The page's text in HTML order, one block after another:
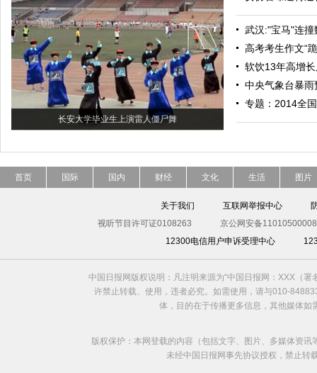
长安大学毕业生上演雷人僵尸舞
武汉:"宝马"连
高考考生作文“
软饮13年高增
中央气象台暴
专题：2014全
首页 国际 国内 财经 文化 生活 图片
关于我们 互联网举报中心
视听节目许可证0108263
京公网安备
12300电信用户申诉受理中心
中国日报网版权说明：凡注明来源为“中国日报网：XXX（
许禁止转载、使用，违者必究。如需使用，请与010-
体，目的在于传播更多信息，其他媒体
版权保护：本网登载的内容（包括文字、图片、多媒体资
未经中国日报网事先协议授权，禁止转